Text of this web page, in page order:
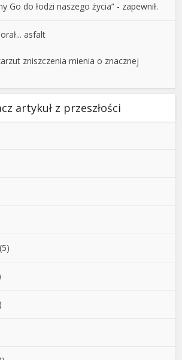
Go do łodzi naszego życia” - zapewnił.
asfalt
zniszczenia mienia o znacznej
artykuł z przeszłości
(5)